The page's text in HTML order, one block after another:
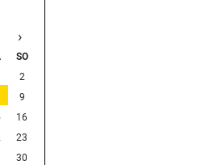
›
SO
2
9
16
23
30